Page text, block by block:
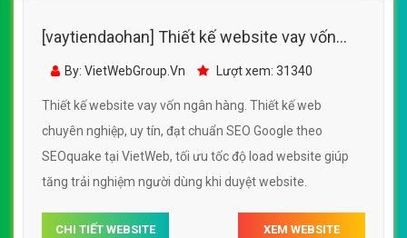
[vaytiendaohan] Thiết kế website vay vốn
ngân hàng đẹp, chuyên nghiệp chuẩn SEO
By: VietWebGroup.Vn Lượt xem: 31340
Thiết kế website vay vốn ngân hàng. Thiết kế web
chuyên nghiệp, uy tín, đạt chuẩn SEO Google theo
SEOquake tại VietWeb, tối ưu tốc độ load website giúp
tăng trải nghiệm người dùng khi duyệt website.
CHI TIẾT WEBSITE XEM WEBSITE